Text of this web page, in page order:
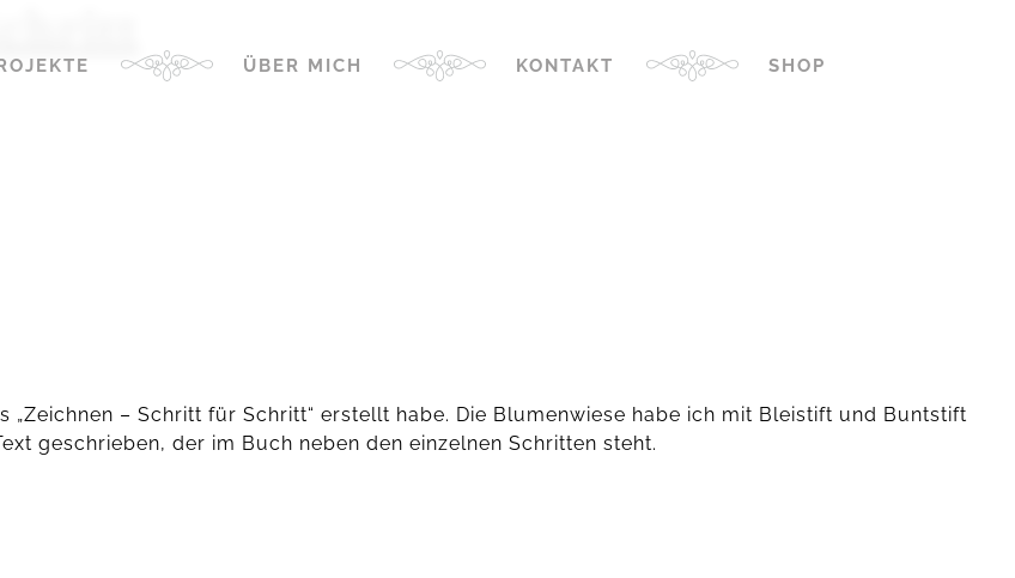
ÜBER MICH KONTAKT SHOP
„Zeichnen – Schritt für Schritt“ erstellt habe. Die Blumenwiese habe ich mit Bleistift und Buntstift
geschrieben, der im Buch neben den einzelnen Schritten steht.